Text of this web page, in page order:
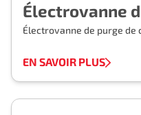
Électrovanne
Électrovanne de purge de
EN SAVOIR PLUS